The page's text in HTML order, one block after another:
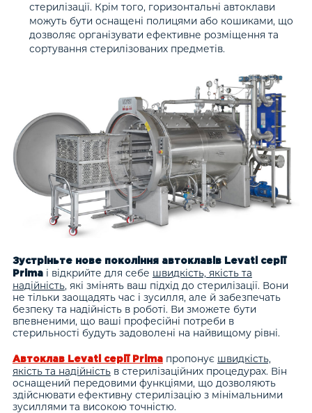
стерилізації. Крім того, горизонтальні автоклави
можуть бути оснащені полицями або кошиками, що
дозволяє організувати ефективне розміщення та
сортування стерилізованих предметів.
Зустріньте нове покоління автоклавів Levati серії
Primaі відкрийте для себе швидкість, якість та
надійність, які змінять ваш підхід до стерилізації. Вони
не тільки заощадять час і зусилля, але й забезпечать
безпеку та надійність в роботі. Ви зможете бути
впевненими, що ваші професійні потреби в
стерильності будуть задоволені на найвищому рівні.
Автоклав Levati серії Primaпропонує швидкість,
якість та надійністьв стерилізаційних процедурах. Він
оснащений передовими функціями, що дозволяють
здійснювати ефективну стерилізацію з мінімальними
зусиллями та високою точністю.